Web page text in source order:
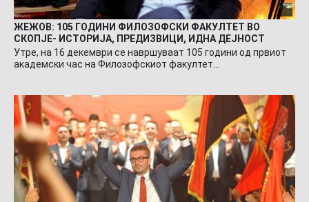
ЖЕЖОВ: 105 ГОДИНИ ФИЛОЗОФСКИ ФАКУЛТЕТ ВО
СКОПЈЕ- ИСТОРИЈА, ПРЕДИЗВИЦИ, ИДНА ДЕЈНОСТ
Утре, на 16 декември се навршуваат 105 години од првиот
академски час на Филозофскиот факултет…